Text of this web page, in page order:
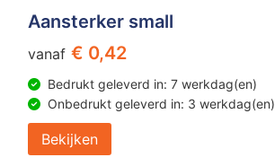
Aansterker small
vanaf € 0,42
Bedrukt geleverd in: 7 werkdag(en)
Onbedrukt geleverd in: 3 werkdag(en)
Bekijken